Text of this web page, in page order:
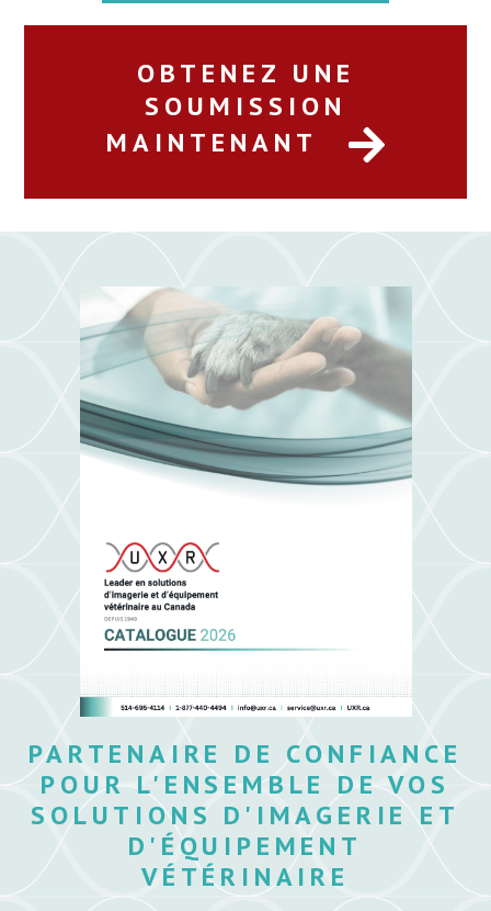
OBTENEZ UNE
SOUMISSION
MAINTENANT
PARTENAIRE DE CONFIANCE
POUR L'ENSEMBLE DE VOS
SOLUTIONS D'IMAGERIE ET
D'ÉQUIPEMENT
VÉTÉRINAIRE